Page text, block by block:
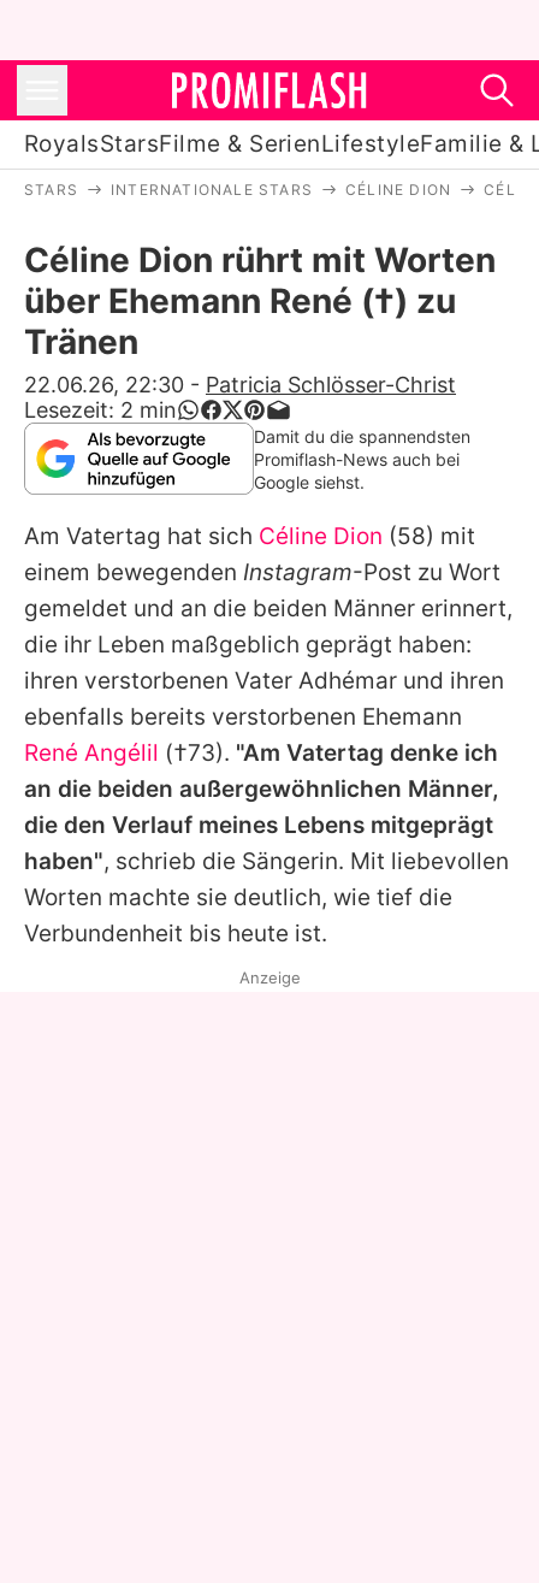
RoyalsStarsFilme & SerienLifestyleFamilie &
Stars
Filme & Serien
Lifestyle
Familie & Liebe
Promiflash Exklusiv
Alle Themen auf Promiflash
Jobs
App runterladen
Team
Redaktionelle Richtlinien
Impressum
Datenschutzerklärung
Nutzungsbedingungen
Utiq verwalten
STARS INTERNATIONALE STARS CÉLINE DION
Céline Dion rührt mit Worten
über Ehemann René (†) zu
Tränen
22.06.26, 22:30 - Patricia Schlösser-Christ
Lesezeit: 2 min
Damit du die spannendsten
Promiflash-News auch bei
Google siehst.
Am Vatertag hat sich Céline Dion (58) mit
einem bewegenden Instagram-Post zu Wort
gemeldet und an die beiden Männer erinnert,
die ihr Leben maßgeblich geprägt haben:
ihren verstorbenen Vater Adhémar und ihren
ebenfalls bereits verstorbenen Ehemann
René Angélil (†73). "Am Vatertag denke ich
an die beiden außergewöhnlichen Männer,
die den Verlauf meines Lebens mitgeprägt
haben", schrieb die Sängerin. Mit liebevollen
Worten machte sie deutlich, wie tief die
Verbundenheit bis heute ist.
Anzeige